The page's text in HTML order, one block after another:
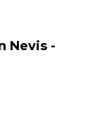
Nevis -